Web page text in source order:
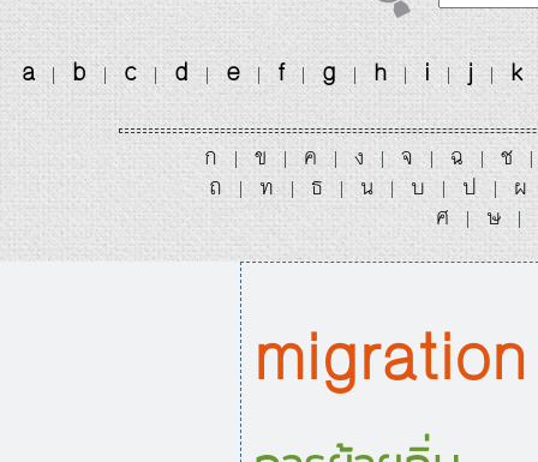
a | b | c | d | e | f | g | h | i | j | k
ก | ข | ค | ง | จ | ฉ | ช |
ถ | ท | ธ | น | บ | ป |
ผ
ศ
| ษ |
migration